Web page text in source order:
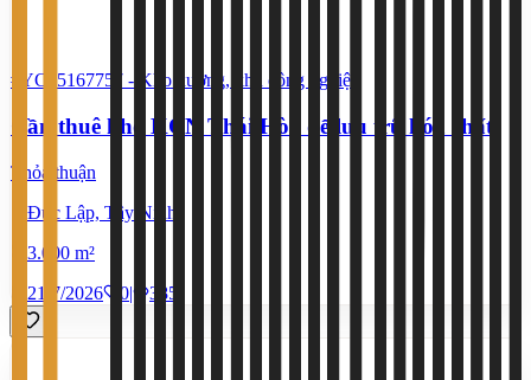
#YC25167757 - Kho xưởng, khu công nghiệp
Cần thuê kho KCN Thái Hòa để lưu trữ hóa chất
Thỏa thuận
Đức Lập, Tây Ninh
3.000 m²
21/7/2026
0| 385